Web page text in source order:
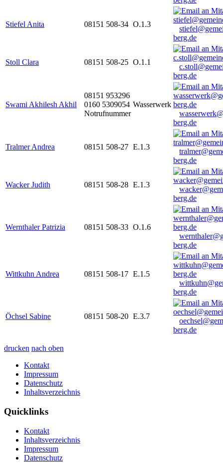
Stiefel Anita 08151 508-34 O.1.3
berg.de
Stoll Clara 08151 508-25 O.1.1
berg.de
Swami Akhilesh Akhil
08151 953296
0160 5309054
Notrufnummer
Wasserwerk
berg.de
Tralmer Andrea 08151 508-27 E.1.3
berg.de
Wacker Judith 08151 508-28 E.1.3
berg.de
Wernthaler Patrizia 08151 508-33 O.1.6
berg.de
Wittkuhn Andrea 08151 508-17 E.1.5
berg.de
Öchsel Sabine 08151 508-20 E.3.7
berg.de
drucken nach oben
Kontakt
Impressum
Datenschutz
Inhaltsverzeichnis
Quicklinks
Kontakt
Inhaltsverzeichnis
Impressum
Datenschutz